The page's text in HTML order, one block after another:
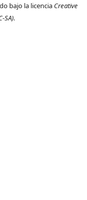
bajo la licencia Creative
SA).